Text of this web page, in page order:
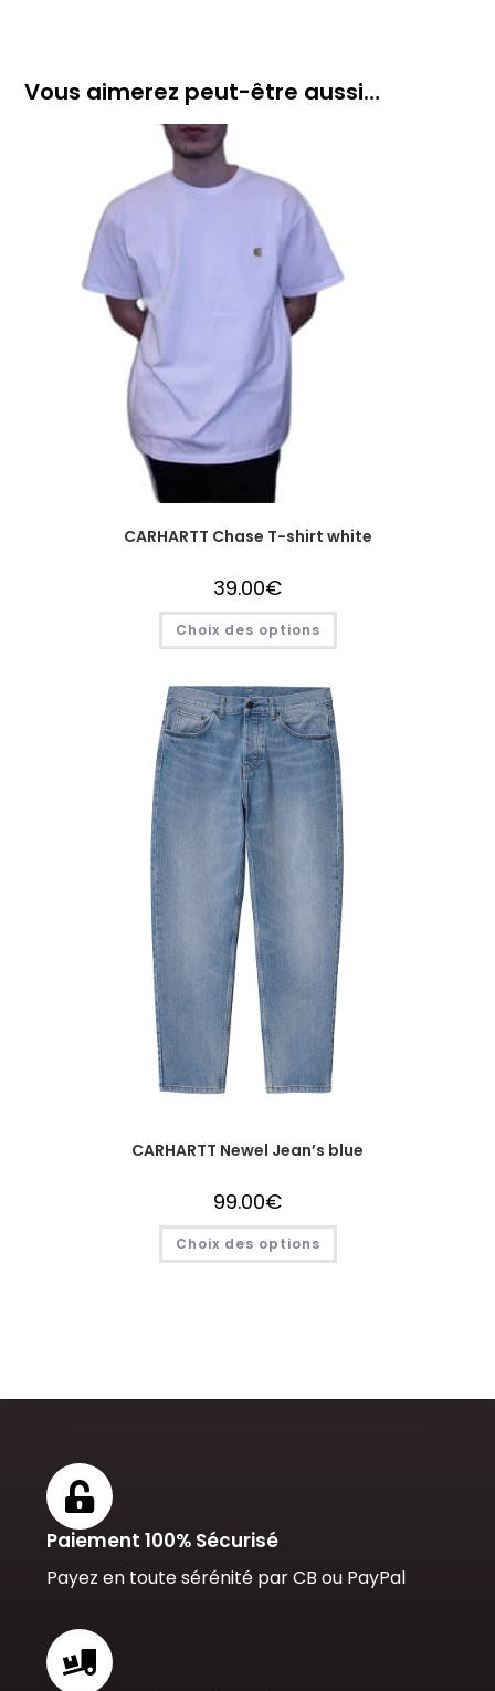
Vous aimerez peut-être aussi…
CARHARTT Chase T-shirt white
39.00€
Choix des options
CARHARTT Newel Jean’s blue
99.00€
Choix des options
Paiement 100% Sécurisé
Payez en toute sérénité par CB ou PayPal